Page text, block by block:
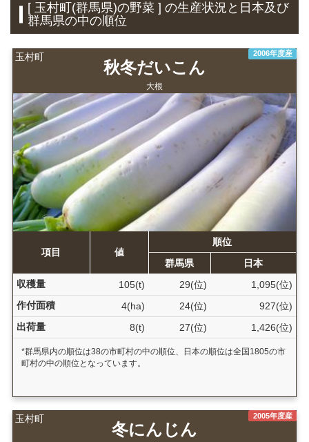
[ 玉村町(群馬県)の野菜 ] の生産状況と日本及び
群馬県の中の順位
玉村町 2006年度産
秋冬だいこん
大根
項目 値
順位
群馬県
日本
収穫量
105(t) 29(位)
1,095(位)
作付面積
4(ha) 24(位)
927(位)
出荷量
8(t) 27(位) 1,426(位)
*群馬県内の順位は38の市町村の中の順位、日本の順位は全国1805の市
町村の中の順位となっています。
玉村町 2005年度産
冬にんじん